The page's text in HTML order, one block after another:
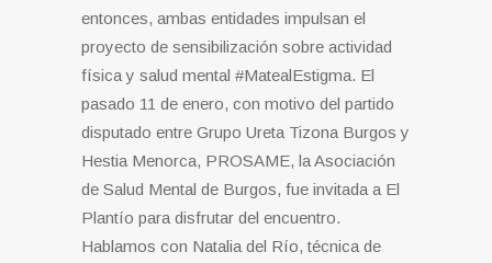
entonces, ambas entidades impulsan el
proyecto de sensibilización sobre actividad
física y salud mental #MatealEstigma. El
pasado 11 de enero, con motivo del partido
disputado entre Grupo Ureta Tizona Burgos y
Hestia Menorca, PROSAME, la Asociación
de Salud Mental de Burgos, fue invitada a El
Plantío para disfrutar del encuentro.
Hablamos con Natalia del Río, técnica de